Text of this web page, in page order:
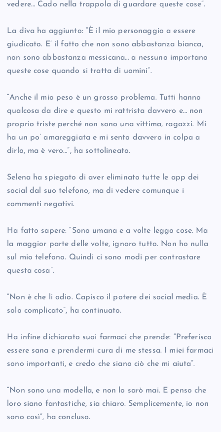
vedere… Cado nella trappola di guardare queste cose”.
La diva ha aggiunto: “È il mio personaggio a essere
giudicato. E’ il fatto che non sono abbastanza bianca,
non sono abbastanza messicana… a nessuno importano
queste cose quando si tratta di uomini”.
“Anche il mio peso è un grosso problema. Tutti hanno
qualcosa da dire e questo mi rattrista davvero e… non
proprio triste perché non sono una vittima, ragazzi. Mi
ha un po’ amareggiata e mi sento davvero in colpa a
dirlo, ma è vero…”, ha sottolineato.
Selena ha spiegato di aver eliminato tutte le app dei
social dal suo telefono, ma di vedere comunque i
commenti negativi.
Ha fatto sapere: “Sono umana e a volte leggo cose. Ma
la maggior parte delle volte, ignoro tutto. Non ho nulla
sul mio telefono. Quindi ci sono modi per contrastare
questa cosa”.
“Non è che li odio. Capisco il potere dei social media. È
solo complicato”, ha continuato.
Ha infine dichiarato suoi farmaci che prende: “Preferisco
essere sana e prendermi cura di me stessa. I miei farmaci
sono importanti, e credo che siano ciò che mi aiuta”.
“Non sono una modella, e non lo sarò mai. E penso che
loro siano fantastiche, sia chiaro. Semplicemente, io non
sono così”, ha concluso.